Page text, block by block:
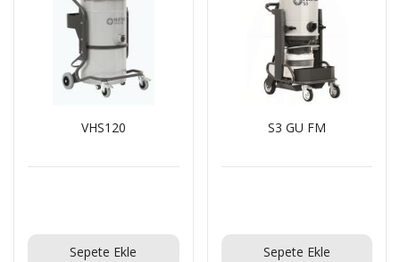
VHS120
Sepete Ekle
S3 GU FM
Sepete Ekle